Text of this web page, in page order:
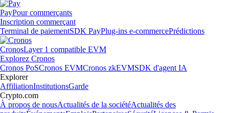
PayPour commerçants
Inscription commerçant
Terminal de paiementSDK PayPlug-ins e-commercePrédictions
CronosLayer 1 compatible EVM
Explorez Cronos
Cronos PoSCronos EVMCronos zkEVMSDK d'agent IA
Explorer
AffiliationInstitutionsGarde
Crypto.com
À propos de nousActualités de la sociétéActualités des